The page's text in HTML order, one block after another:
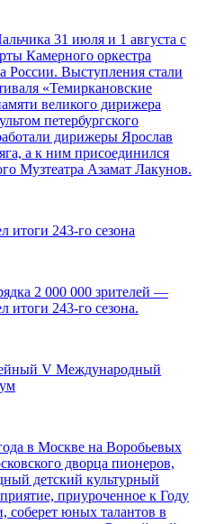
31 июля и 1 августа с
Камерного оркестра
России. Выступления стали
«Темиркановские
великого дирижера
петербургского
дирижеры Ярослав
а к ним присоединился
Музтеатра Азамат Лакунов.
итоги 243-го сезона
2 000 000 зрителей —
итоги 243-го сезона.
V Международный
в Москве на Воробьевых
дворца пионеров,
детский культурный
приуроченное к Году
соберет юных талантов в